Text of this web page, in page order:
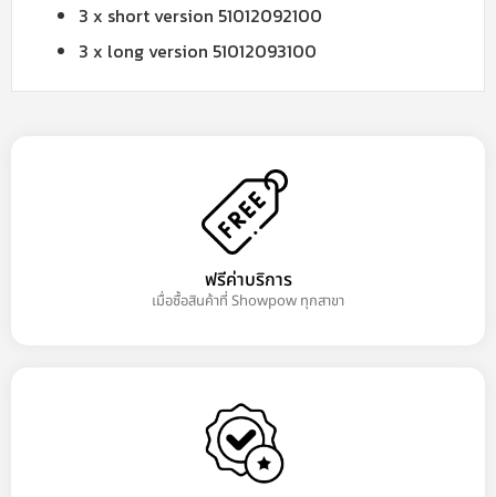
3 x short version 51012092100
3 x long version 51012093100
ฟรีค่าบริการ
เมื่อซื้อสินค้าที่ Showpow ทุกสาขา